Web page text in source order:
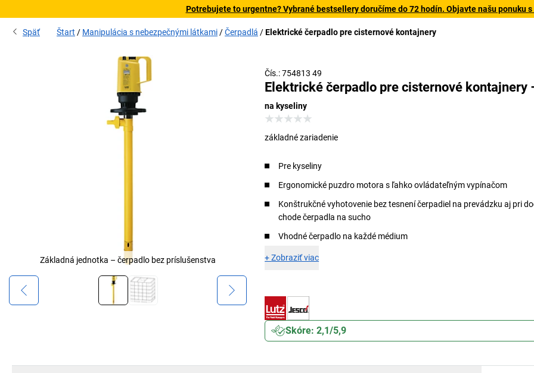
Potrebujete to urgentne? Vybrané bestsellery doručíme do 72 hodín. Objavte našu ponuku
Späť Štart Manipulácia s nebezpečnými látkami Čerpadlá Elektrické čerpadlo pre cisternové kontajnery
Čís.: 754813 49
Elektrické čerpadlo pre cisternové kontajnery
na kyseliny
základné zariadenie
Pre kyseliny
Ergonomické puzdro motora s ľahko ovládateľným vypínačom
Konštrukčné vyhotovenie bez tesnení čerpadiel na prevádzku aj pri
chode čerpadla na sucho
Vhodné čerpadlo na každé médium
+Zobraziť viac
Skóre: 2,1/5,9
Základná jednotka – čerpadlo bez príslušenstva